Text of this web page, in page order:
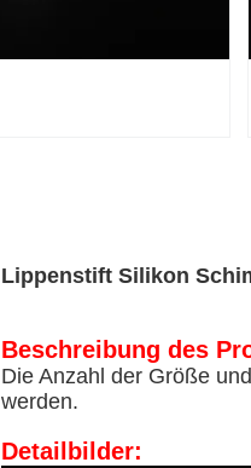
Lippenstift Silikon
Beschreibung des
Die Anzahl der Größe
werden.
Detailbilder: